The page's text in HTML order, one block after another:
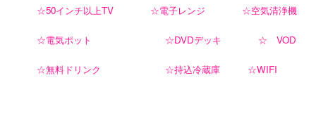
☆50インチ以上TV ☆電子レンジ ☆空気清浄機
☆電気ポット ☆DVDデッキ ☆ VOD
☆無料ドリンク ☆持込冷蔵庫 ☆WIFI